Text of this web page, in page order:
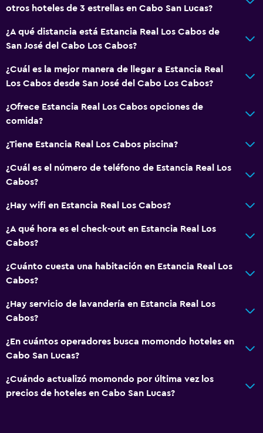
Unidad ubicada en la planta baja
Unidad accesible para personas en silla de ruedas
Estacionamiento accesible
Áreas designadas para fumadores
Baño
Inodoro adaptado
Inodoro con cisterna alta
Aseo
Baño privado
General
Habitaciones familiares
otros hoteles de 3 estrellas en Cabo San Lucas?
¿A qué distancia está Estancia Real Los Cabos de
San José del Cabo Los Cabos?
¿Cuál es la mejor manera de llegar a Estancia Real
Los Cabos desde San José del Cabo Los Cabos?
¿Ofrece Estancia Real Los Cabos opciones de
comida?
¿Tiene Estancia Real Los Cabos piscina?
¿Cuál es el número de teléfono de Estancia Real Los
Cabos?
¿Hay wifi en Estancia Real Los Cabos?
¿A qué hora es el check-out en Estancia Real Los
Cabos?
¿Cuánto cuesta una habitación en Estancia Real Los
Cabos?
¿Hay servicio de lavandería en Estancia Real Los
Cabos?
¿En cuántos operadores busca momondo hoteles en
Cabo San Lucas?
¿Cuándo actualizó momondo por última vez los
precios de hoteles en Cabo San Lucas?